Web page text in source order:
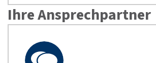
Ihre Ansprechpartner